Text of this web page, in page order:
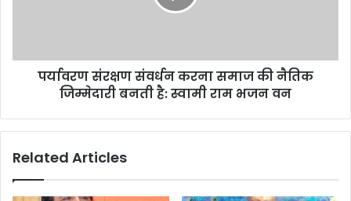
पर्यावरण संरक्षण संवर्धन करना समाज की नैतिक
जिम्मेदारी बनती है: स्वामी राम भजन वन
Related Articles